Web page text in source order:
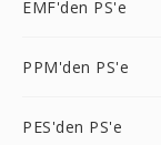
EMF'den PS'e
PPM'den PS'e
PES'den PS'e